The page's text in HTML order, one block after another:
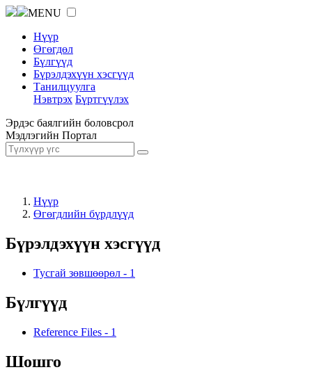
MENU
Нүүр
Өгөгдөл
Бүлгүүд
Бүрэлдэхүүн хэсгүүд
Танилцуулга
Нэвтрэх Бүртгүүлэх
Эрдэс баялгийн боловсрол
Мэдлэгийн Портал
Нүүр
Өгөгдлийн бүрдлүүд
Бүрэлдэхүүн хэсгүүд
Тусгай зөвшөөрөл - 1
Бүлгүүд
Reference Files - 1
Шошго